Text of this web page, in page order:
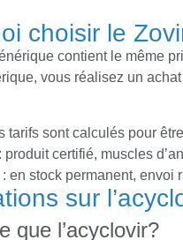
choisir le
contient le même
vous réalisez un
tarifs sont calculés pour
produit certifié, muscles
en stock permanent, envoi
sur
que l’acyclovir?